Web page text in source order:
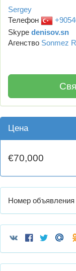
Sergey
Телефон
Skype denisov.sn
Агенство Sonmez
Цена
€70,000
Номер объявления